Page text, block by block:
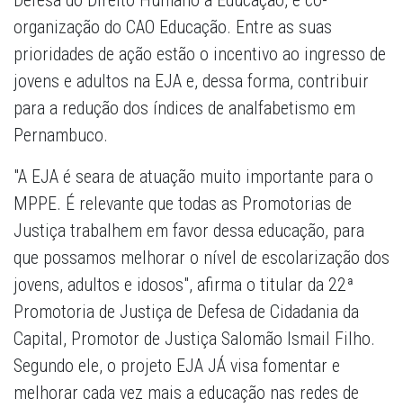
organização do CAO Educação. Entre as suas
prioridades de ação estão o incentivo ao ingresso de
jovens e adultos na EJA e, dessa forma, contribuir
para a redução dos índices de analfabetismo em
Pernambuco.
"A EJA é seara de atuação muito importante para o
MPPE. É relevante que todas as Promotorias de
Justiça trabalhem em favor dessa educação, para
que possamos melhorar o nível de escolarização dos
jovens, adultos e idosos", afirma o titular da 22ª
Promotoria de Justiça de Defesa de Cidadania da
Capital, Promotor de Justiça Salomão Ismail Filho.
Segundo ele, o projeto EJA JÁ visa fomentar e
melhorar cada vez mais a educação nas redes de